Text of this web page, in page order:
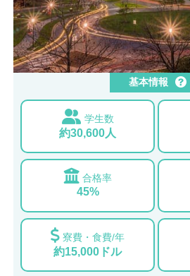
基本情報
学生数
約30,600人
合格率
45%
寮費・食費/年
約15,000ドル